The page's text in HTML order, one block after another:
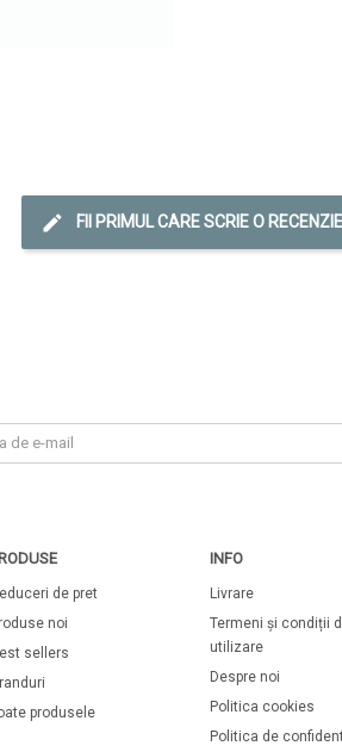
FII PRIMUL CARE SCRIE O RECENZIE
de pret
noi
sellers
produsele
INFO
Livrare
Termeni și condiții
utilizare
Despre noi
Politica cookies
Politica de